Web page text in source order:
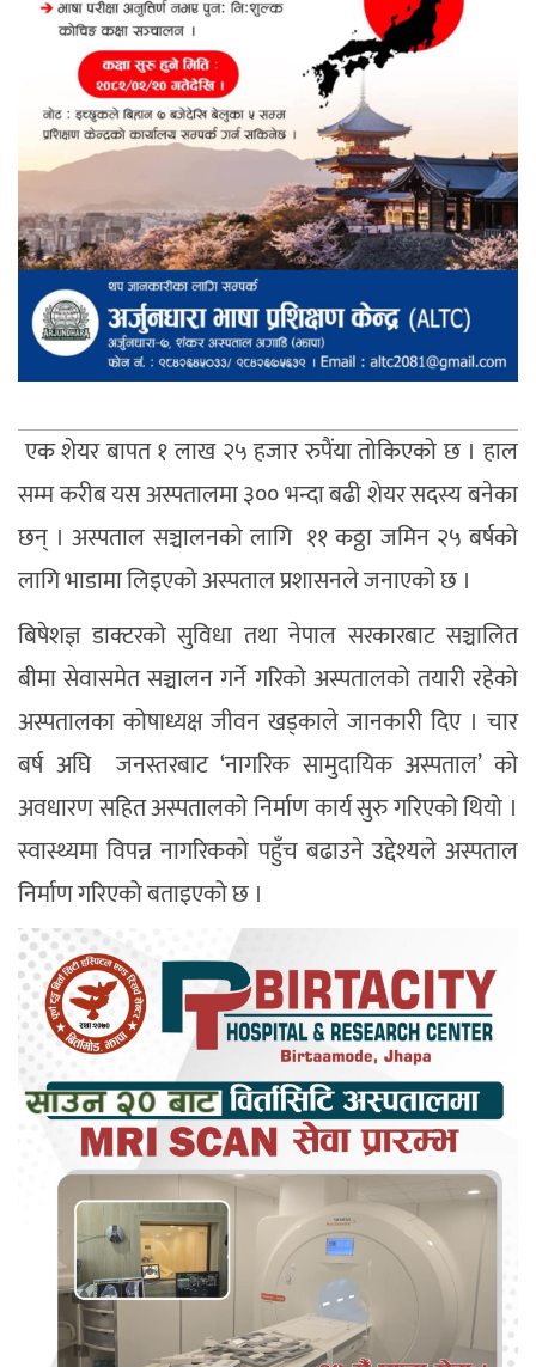
एक शेयर बापत १ लाख २५ हजार रुपैंया तोकिएको छ । हाल
सम्म करीब यस अस्पतालमा ३०० भन्दा बढी शेयर सदस्य बनेका
छन् । अस्पताल सञ्चालनको लागि ११ कठ्ठा जमिन २५ बर्षको
लागि भाडामा लिइएको अस्पताल प्रशासनले जनाएको छ ।
बिषेशज्ञ डाक्टरको सुविधा तथा नेपाल सरकारबाट सञ्चालित
बीमा सेवासमेत सञ्चालन गर्ने गरिको अस्पतालको तयारी रहेको
अस्पतालका कोषाध्यक्ष जीवन खड्काले जानकारी दिए । चार
बर्ष अघि जनस्तरबाट ‘नागरिक सामुदायिक अस्पताल’ को
अवधारण सहित अस्पतालको निर्माण कार्य सुरु गरिएको थियो ।
स्वास्थ्यमा विपन्न नागरिकको पहुँच बढाउने उद्देश्यले अस्पताल
निर्माण गरिएको बताइएको छ ।